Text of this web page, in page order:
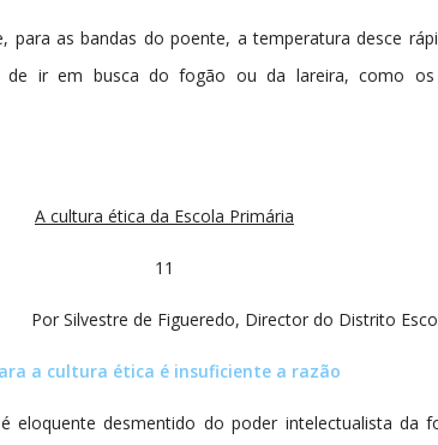
para as bandas do poente, a temperatura desce
de ir em busca do fogão ou da lareira, como
A cultura ética da Escola Primária
11
Por Silvestre de Figueredo, Director do Distrito
a cultura ética é insuficiente a razão
eloquente desmentido do poder intelectualista da